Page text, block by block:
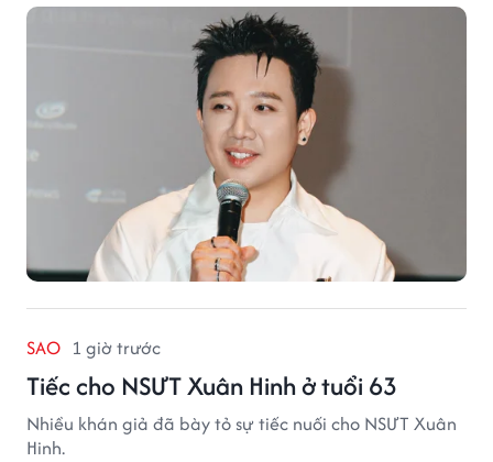
SAO 1 giờ trước
Tiếc cho NSƯT Xuân Hinh ở tuổi 63
Nhiều khán giả đã bày tỏ sự tiếc nuối cho NSƯT Xuân
Hinh.